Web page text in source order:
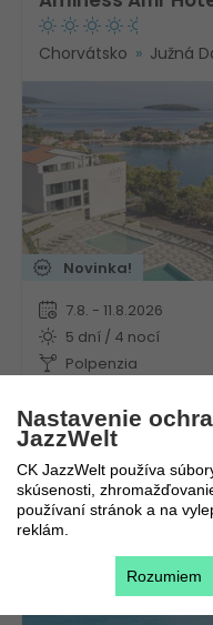
Chorvátsko Južná
Novinka!
7.8. - 11.8.2026
5 dní / 4 nocí
Polpenzia
Nastavenie
JazzWelt
CK JazzWelt používa
skúsenosti,
používaní stránok a na
reklám.
Rozumiem